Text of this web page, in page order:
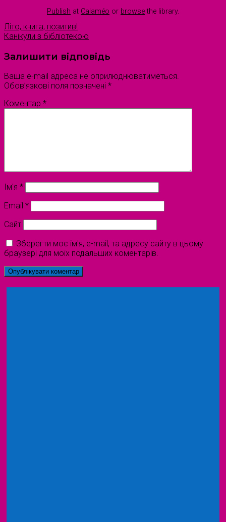
Publish at Calaméo or browsethe library.
Літо, книга, позитив!
Канікули з бібліотекою
Залишити відповідь
Ваша e-mail адреса не оприлюднюватиметься.
Обов’язкові поля позначені *
Коментар *
Ім'я *
Email *
Сайт
Зберегти моє ім'я, e-mail, та адресу сайту в цьому
браузері для моїх подальших коментарів.